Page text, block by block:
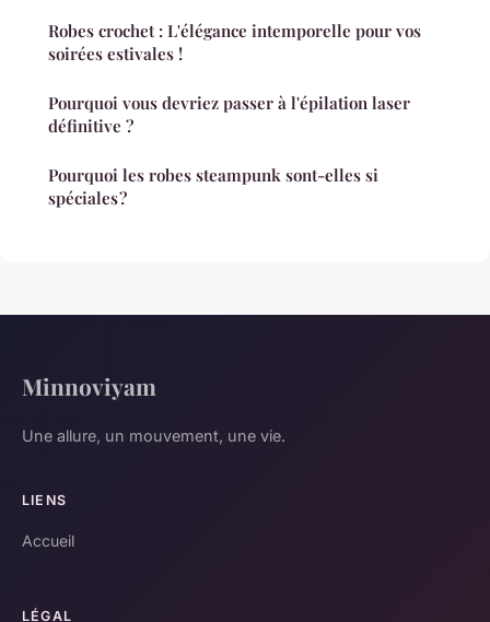
Robes crochet : L'élégance intemporelle pour vos
soirées estivales !
Pourquoi vous devriez passer à l'épilation laser
définitive ?
Pourquoi les robes steampunk sont-elles si
spéciales ?
Minnoviyam
Une allure, un mouvement, une vie.
LIENS
Accueil
LÉGAL